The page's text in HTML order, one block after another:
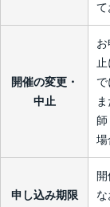
て
開催の変更・
中止
で
場
申し込み期限